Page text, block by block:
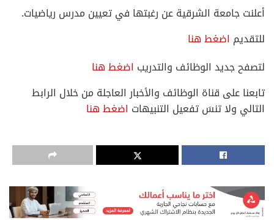
أعلنت جامعة الشرقية عن رغبتها في تعيين مدرس رياضيات.
للتقديم اضغط هنا
لتصفح جديد الوظائف والتدريب اضغط هنا
تابعنا على قناة الوظائف والأخبار العاجلة من خلال الرابط
التالي ولا تنسَ تفعيل التنبيهات اضغط هنا